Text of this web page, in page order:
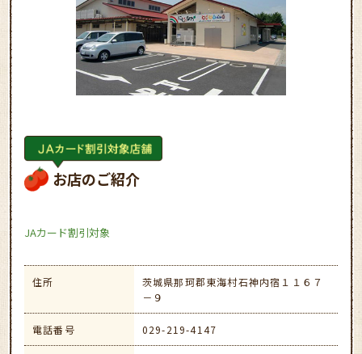
お店のご紹介
JAカード割引対象
住所
茨城県那珂郡東海村石神内宿１１６７
－９
電話番号 029-219-4147